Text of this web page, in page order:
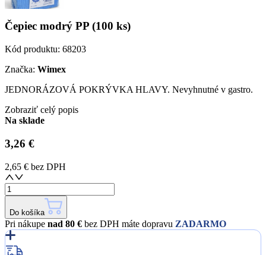
Čepiec modrý PP (100 ks)
Kód produktu: 68203
Značka: Wimex
JEDNORÁZOVÁ POKRÝVKA HLAVY. Nevyhnutné v gastro.
Zobraziť celý popis
Na sklade
3,26 €
2,65 € bez DPH
Do košíka
Pri nákupe nad 80 € bez DPH máte dopravu ZADARMO